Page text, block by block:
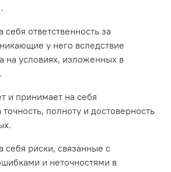
ответственность за
у него вследствие
на условиях, изложенных в
и принимает на себя
точность, полноту и достоверность
себя риски, связанные с
и неточностями в